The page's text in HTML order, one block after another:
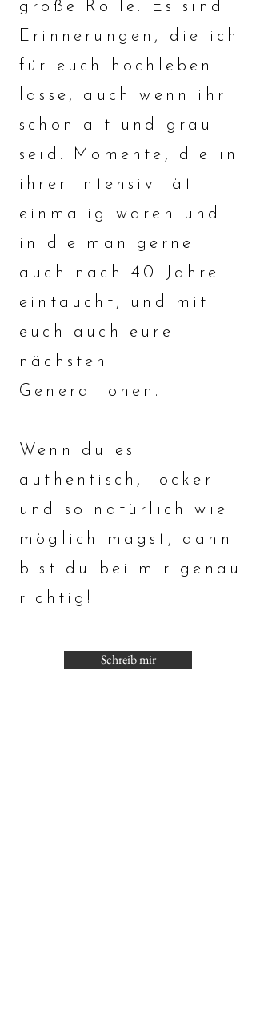
große Rolle. Es sind
Erinnerungen, die ich
für euch hochleben
lasse, auch wenn ihr
schon alt und grau
seid. Momente, die in
ihrer Intensivität
einmalig waren und
in die man gerne
auch nach 40 Jahre
eintaucht, und mit
euch auch eure
nächsten
Generationen.
Wenn du es
authentisch, locker
und so natürlich wie
möglich magst, dann
bist du bei mir genau
richtig!
Schreib mir